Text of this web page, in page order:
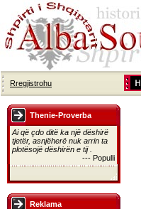
Rregjistrohu
Thenie-Proverba
Ai që çdo ditë ka një dëshirë
tjetër, asnjëherë nuk arrin ta
plotësojë dëshirën e tij .
--- Populli
Reklama